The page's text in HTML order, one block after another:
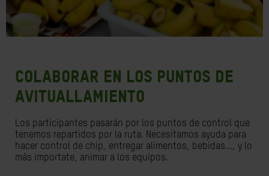
COLABORAR EN LOS PUNTOS DE
AVITUALLAMIENTO
Los participantes pasarán por los puntos de control que
tenemos repartidos por la ruta. Necesitamos ayuda para
hacer control de chip, entregar alimentos, bebidas..., y lo
más importate, animar a los equipos.